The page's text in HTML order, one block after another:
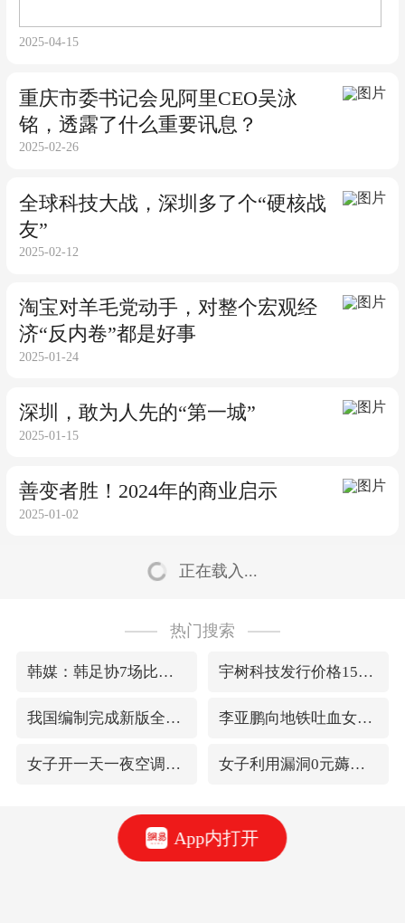
2025-04-15
重庆市委书记会见阿里CEO吴泳
铭，透露了什么重要讯息？
2025-02-26
全球科技大战，深圳多了个“硬核战
友”
2025-02-12
淘宝对羊毛党动手，对整个宏观经
济“反内卷”都是好事
2025-01-24
深圳，敢为人先的“第一城”
2025-01-15
善变者胜！2024年的商业启示
2025-01-02
正在载入...
热门搜索
韩媒：韩足协7场比赛性贿赂20名裁判 宇树科技发行价格150.80元/股
我国编制完成新版全月地质图 李亚鹏向地铁吐血女孩捐99999元
女子开一天一夜空调后二氧化碳中毒 女子利用漏洞0元薅走3000多件家电
App内打开